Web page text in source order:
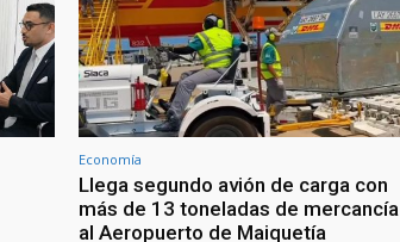
Economía
Llega segundo avión de carga con
más de 13 toneladas de mercancía
al Aeropuerto de Maiquetía